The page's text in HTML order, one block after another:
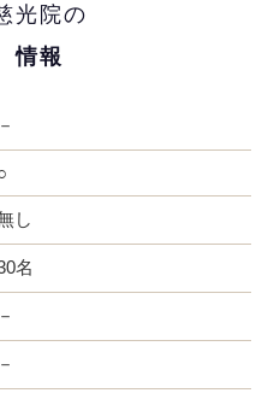
光院の
情報
－
し
名
－
－